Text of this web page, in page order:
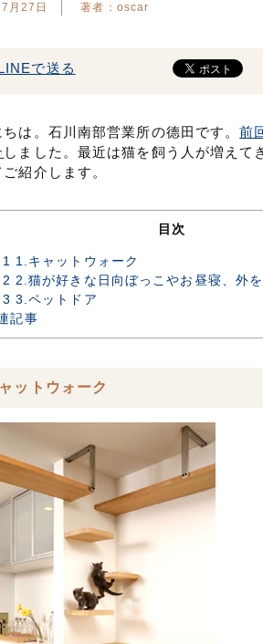
月27日 著者：oscar
ちは。石川南部営業所の德田です。前
しました。最近は猫を飼う人が増えて
紹介します。
目次
1.キャットウォーク
2.猫が好きな日向ぼっこやお昼寝、外
3.ペットドア
記事
ットウォーク